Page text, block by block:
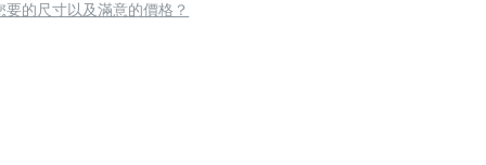
要的尺寸以及滿意的價格？